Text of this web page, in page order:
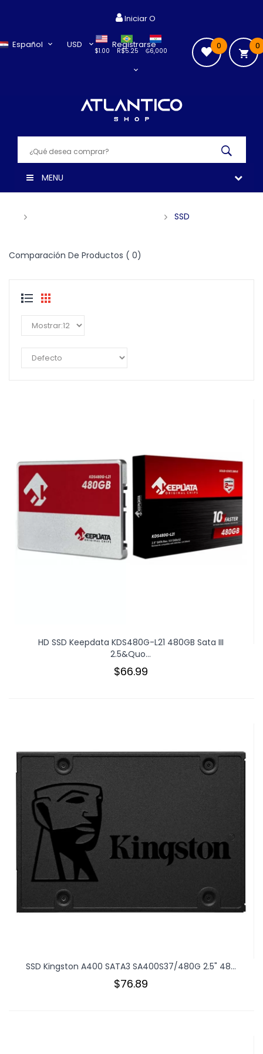
Español USD
$1.00 ₲6,000
R$5.25
Iniciar O
Registrarse 0
0
MENU
SSD
Comparación De Productos ( 0)
HD SSD Keepdata KDS480G-L21 480GB Sata III
2.5&quo...
$66.99
SSD Kingston A400 SATA3 SA400S37/480G 2.5" 48...
$76.89